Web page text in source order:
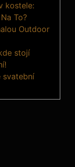
kostele:
To?
Outdoor
stojí
svatební